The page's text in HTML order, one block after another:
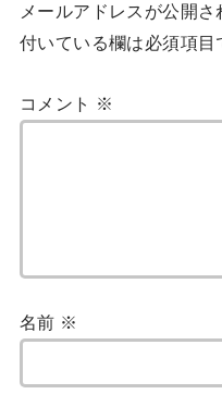
メールアドレスが公開さ
付いている欄は必須項目
コメント ※
名前 ※